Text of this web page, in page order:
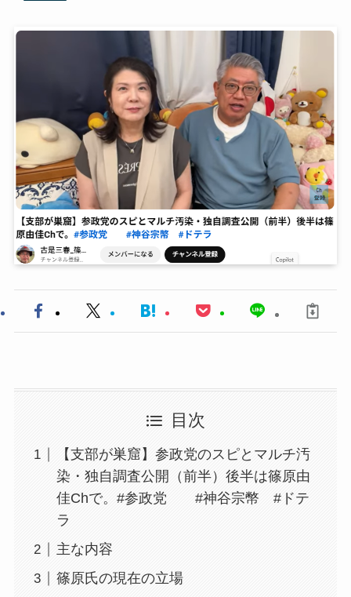
目次
【支部が巣窟】参政党のスピとマルチ汚
染・独自調査公開（前半）後半は篠原由
佳Chで。#参政党 #神谷宗幣 #ドテ
ラ
主な内容
篠原氏の現在の立場